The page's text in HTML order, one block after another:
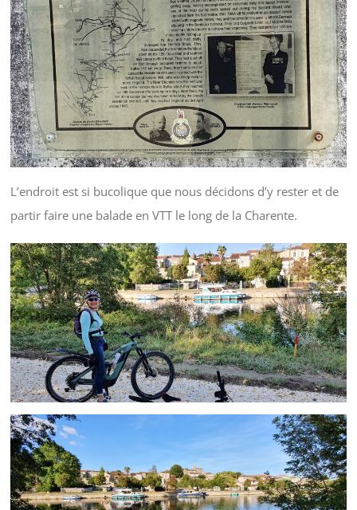
L’endroit est si bucolique que nous décidons d’y rester et de
partir faire une balade en VTT le long de la Charente.